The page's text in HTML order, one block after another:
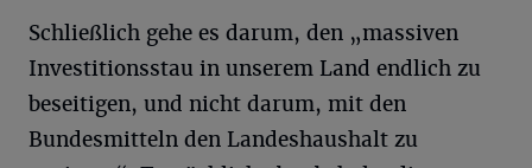
Schließlich gehe es darum, den „massiven
Investitionsstau in unserem Land endlich zu
beseitigen, und nicht darum, mit den
Bundesmitteln den Landeshaushalt zu